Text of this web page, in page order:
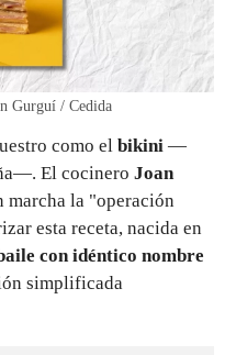
Gurguí / Cedida
como el bikini —
El cocinero Joan
marcha la "operación
esta receta, nacida en
con idéntico nombre
simplificada